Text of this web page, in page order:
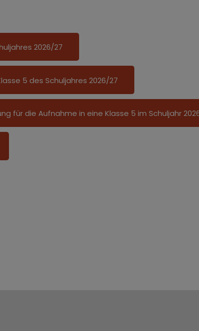
2026/27
5 des Schuljahres 2026/27
für die Aufnahme in eine Klasse 5 im Schuljahr